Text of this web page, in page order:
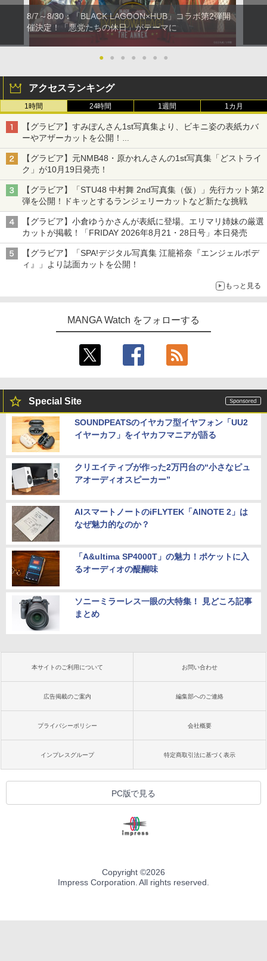
8/7～8/30：「BLACK LAGOON×HUB」コラボ第2弾開
催決定！「悪党たちの休日」がテーマに
● ● ● ● ● ● ●
アクセスランキング
1時間 24時間 1週間 1カ月
【グラビア】すみぽんさん1st写真集より、ビキニ姿の表紙カバ
ーやアザーカットを公開！
タイトルは「offcourt（オフコート）」に決定
【グラビア】元NMB48・原かれんさんの1st写真集「どストライ
ク」が10月19日発売！
【グラビア】「STU48 中村舞 2nd写真集（仮）」先行カット第2
弾を公開！ドキッとするランジェリーカットなど新たな挑戦
【グラビア】小倉ゆうかさんが表紙に登場。エリマリ姉妹の厳選
カットが掲載！「FRIDAY 2026年8⽉21・28日号」本日発売
【グラビア】「SPA!デジタル写真集 江籠裕奈『エンジェルボデ
ィ』」より誌面カットを公開！
もっと見る
MANGA Watch をフォローする
Special Site
SOUNDPEATSのイヤカフ型イヤフォン「UU2
イヤーカフ」をイヤカフマニアが語る
クリエイティブが作った2万円台の“小さなピュ
アオーディオスピーカー”
AIスマートノートのiFLYTEK「AINOTE 2」は
なぜ魅力的なのか？
「A&ultima SP4000T」の魅力！ポケットに入
るオーディオの醍醐味
ソニーミラーレス一眼の大特集！ 見どころ記事
まとめ
本サイトのご利用について お問い合わせ
広告掲載のご案内 編集部へのご連絡
プライバシーポリシー 会社概要
インプレスグループ 特定商取引法に基づく表示
PC版で見る
Copyright ©2026
Impress Corporation. All rights reserved.